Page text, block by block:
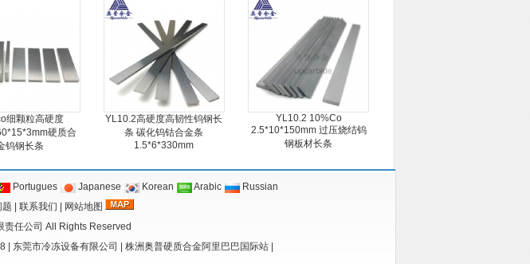
细颗粒高硬度
硬质合
钨钢长条
YL10.2高硬度高韧性钨钢长
条 碳化钨钴合金条
1.5*6*330mm
YL10.2 10%Co
2.5*10*150mm 过压烧结钨
钢板材长条
Portugues Japanese Korean Arabic
Russian
题 联系我们
网站地图
责任公司 All Rights Reserved
| 东莞市冷冻设备有限公司 株洲奥普硬质合金阿里巴巴国际站|